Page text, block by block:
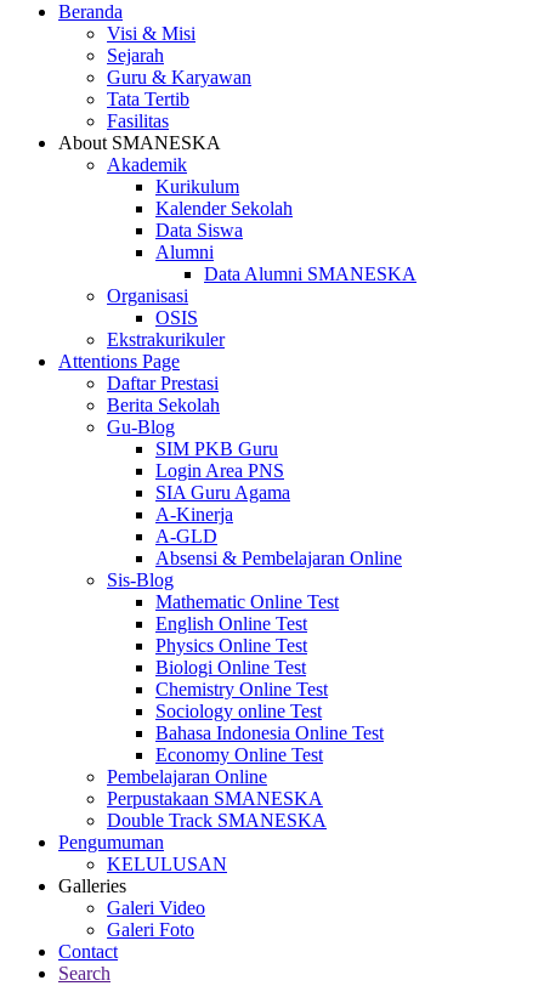
Beranda
Visi & Misi
Sejarah
Guru & Karyawan
Tata Tertib
Fasilitas
About SMANESKA
Akademik
Kurikulum
Kalender Sekolah
Data Siswa
Alumni
Data Alumni SMANESKA
Organisasi
OSIS
Ekstrakurikuler
Attentions Page
Daftar Prestasi
Berita Sekolah
Gu-Blog
SIM PKB Guru
Login Area PNS
SIA Guru Agama
A-Kinerja
A-GLD
Absensi & Pembelajaran Online
Sis-Blog
Mathematic Online Test
English Online Test
Physics Online Test
Biologi Online Test
Chemistry Online Test
Sociology online Test
Bahasa Indonesia Online Test
Economy Online Test
Pembelajaran Online
Perpustakaan SMANESKA
Double Track SMANESKA
Pengumuman
KELULUSAN
Galleries
Galeri Video
Galeri Foto
Contact
Search